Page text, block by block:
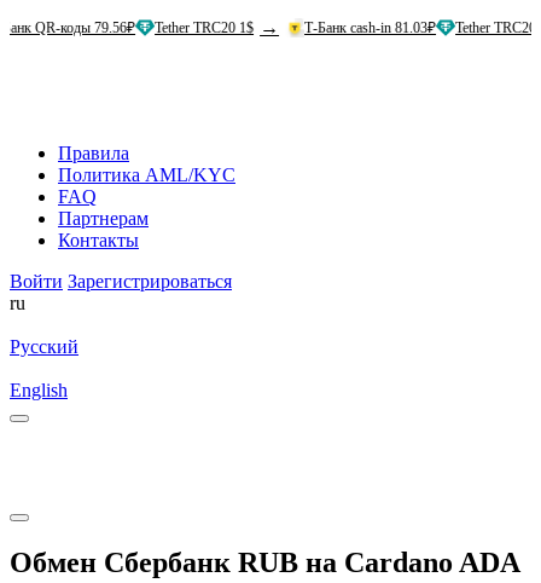
79.56₽ Tether TRC20 1$ → Т-Банк cash-in 81.03₽ Tether TRC20 1$ →
Правила
Политика AML/KYC
FAQ
Партнерам
Контакты
Войти Зарегистрироваться
ru
Русский
English
Обмен Сбербанк RUB на Cardano ADA